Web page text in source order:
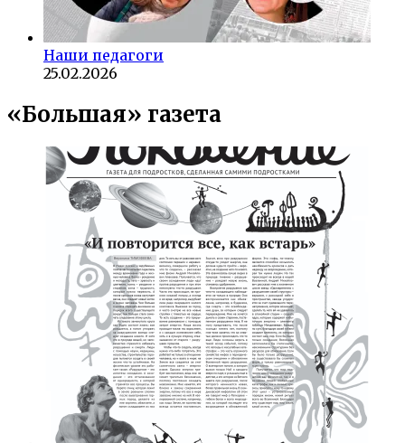
Наши педагоги
25.02.2026
«Большая» газета